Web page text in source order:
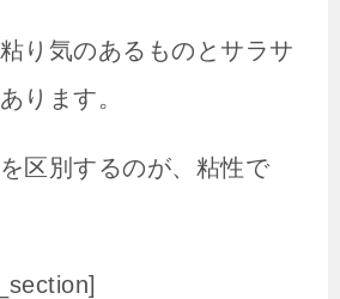
り気のあるものとサラサ
ります。
区別するのが、粘性で